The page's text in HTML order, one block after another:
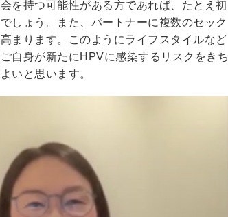
を持つ可能性がある方であれば、たとえ初
しょう。また、パートナーに複数のセック
まります。このようにライフスタイルなど
自身が新たにHPVに感染するリスクをきち
いと思います。